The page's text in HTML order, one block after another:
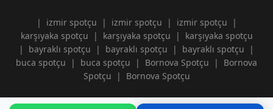
| izmir spotçu | izmir spotçu | izmir spotçu
|
karşıyaka spotçu
| karşıyaka spotçu |
karşıyaka spotçu
|
bayraklı spotçu | bayraklı spotçu | bayraklı spotçu
|
buca spotçu
| buca spotçu | Bornova Spotçu |
Bornova
Spotçu
| Bornova Spotçu